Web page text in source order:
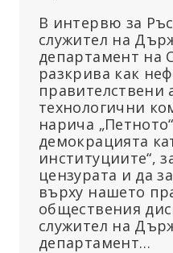
В интервю за
служител на
департамент
разкрива как
технологични
нарича
демокрацията
институциите“,
цензурата и да
върху нашето
обществения
служител на
департамент…